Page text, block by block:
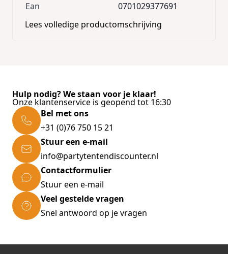
Ean
0701029377691
Lees volledige productomschrijving
Hulp nodig? We staan voor je klaar!
Onze klantenservice is geopend tot 16:30
Bel met ons
+31 (0)76 750 15 21
Stuur een e-mail
info@partytentendiscounter.nl
Contactformulier
Stuur een e-mail
Veel gestelde vragen
Snel antwoord op je vragen